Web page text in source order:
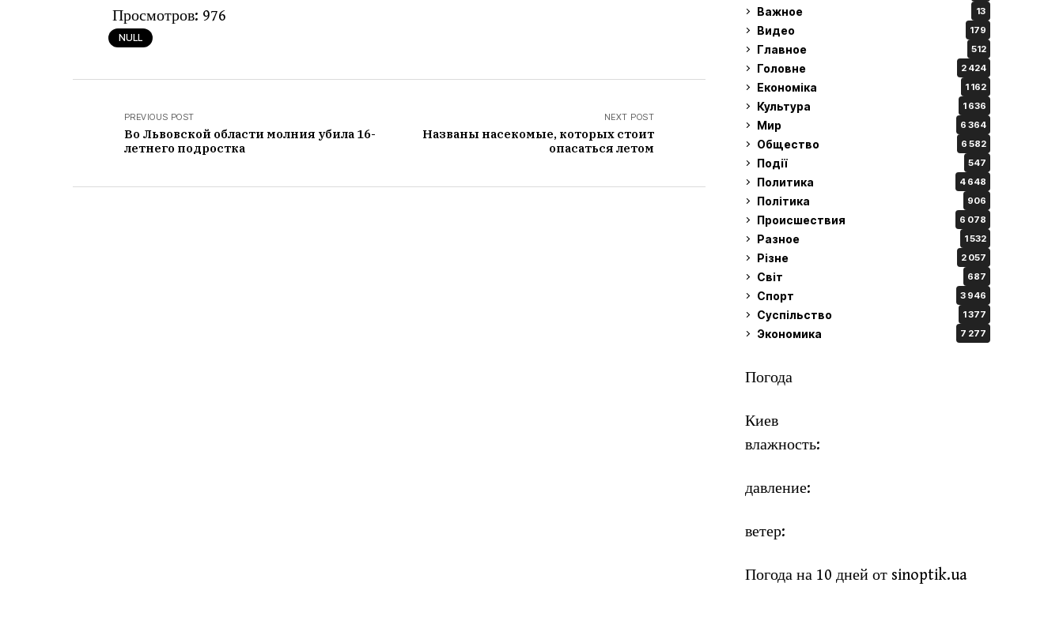
Просмотров: 976
NULL
PREVIOUS POST
Во Львовской области молния убила 16-
летнего подростка
NEXT POST
Названы насекомые, которых стоит
опасаться летом
Важное 13
Видео 179
Главное 512
Головне 2 424
Економіка 1 162
Культура 1 636
Мир 6 364
Общество 6 582
Події 547
Политика 4 648
Політика 906
Происшествия 6 078
Разное 1 532
Різне 2 057
Світ 687
Спорт 3 946
Суспільство 1 377
Экономика 7 277
Погода
Киев
влажность:
давление:
ветер:
Погода на 10 дней от sinoptik.ua